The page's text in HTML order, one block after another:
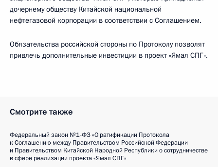
дочернему обществу Китайской национальной
нефтегазовой корпорации в соответствии с Соглашением.
Обязательства российской стороны по Протоколу позволят
привлечь дополнительные инвестиции в проект «Ямал СПГ».
Смотрите также
Федеральный закон №1-ФЗ «О ратификации Протокола
к Соглашению между Правительством Российской Федерации
и Правительством Китайской Народной Республики о сотрудничестве
в сфере реализации проекта «Ямал СПГ»